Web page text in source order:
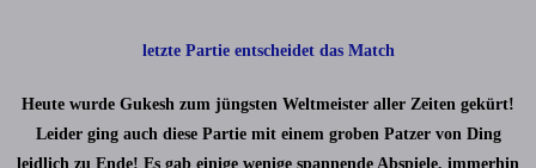
letzte Partie entscheidet das Match
Heute wurde Gukesh zum jüngsten Weltmeister aller Zeiten gekürt!
Leider ging auch diese Partie mit einem groben Patzer von Ding
leidlich zu Ende! Es gab einige wenige spannende Abspiele, immerhin